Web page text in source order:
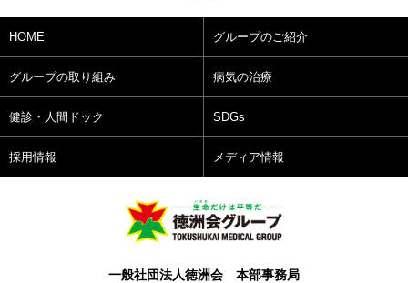
HOME グループのご紹介
グループの取り組み 病気の治療
健診・人間ドック SDGs
採用情報 メディア情報
一般社団法人徳洲会 本部事務局